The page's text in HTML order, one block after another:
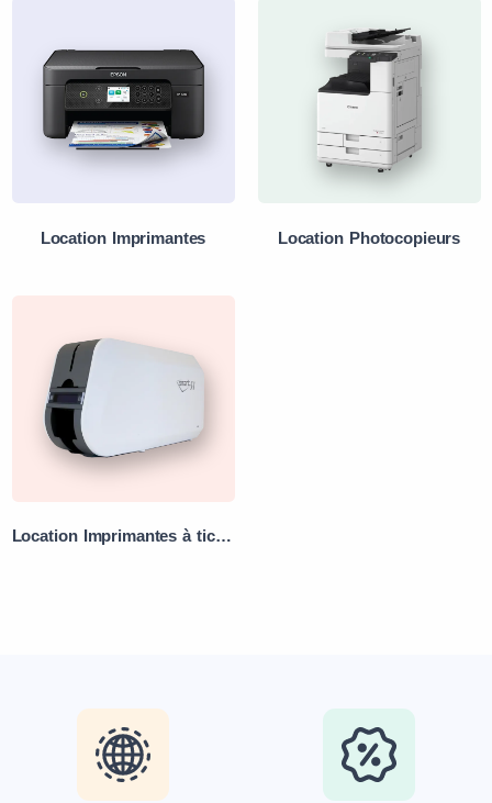
Location Imprimantes Location Photocopieurs
Location Imprimantes à tickets et badges